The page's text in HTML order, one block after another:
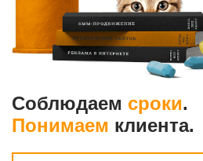
Соблюдаем сроки.
Понимаем клиента.